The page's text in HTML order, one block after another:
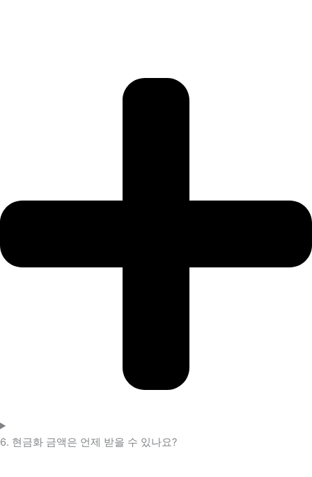
6. 현금화 금액은 언제 받을 수 있나요?